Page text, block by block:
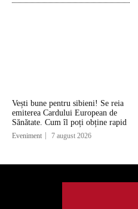
Vești bune pentru sibieni! Se reia
emiterea Cardului European de
Sănătate. Cum îl poți obține rapid
Eveniment 7 august 2026